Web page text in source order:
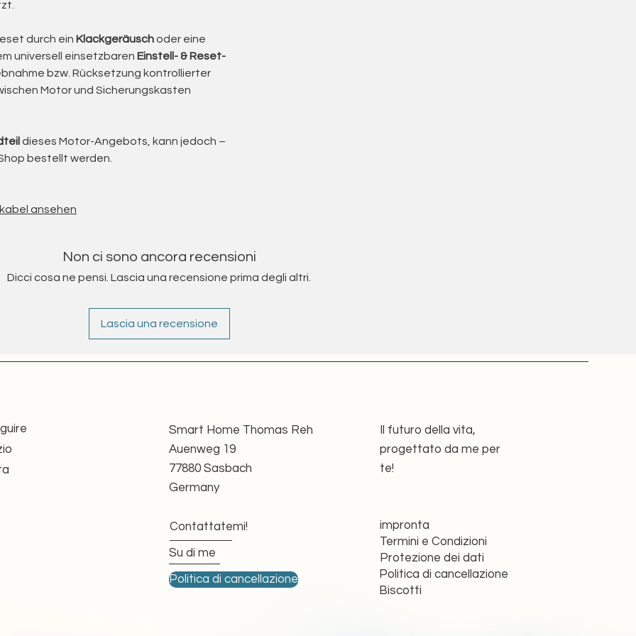
ist hier der wirtschaftlich und ökologisch
der mechanischen Kupplung
Rolltore und viele weitere
Endabschaltung eignen sie sich
bestehender Anlagen, ohne
nach EU-Sicherheitsverordnung (GPSR)
Quellen oder aus meinem eigenen
Funktionsprüfung weitergegeben.
können produktionsbedingt abweichen,
ihre Serienkennzeichnungen geändert
ist stets der exakte Motortyp
durch ein Klackgeräuschoder eine
universell einsetzbaren Einstell- & Reset-
bzw. Rücksetzung kontrollierter
Motor und Sicherungskasten
dieses Motor-Angebots, kann jedoch –
bestellt werden.
ansehen
Non ci sono ancora recensioni
Dicci cosa ne pensi. Lascia una recensione prima degli altri.
Lascia una recensione
Smart Home Thomas Reh
Auenweg 19
77880 Sasbach
Germany
Contattatemi!
Su di me
Politica di cancellazione
Il futuro della vita,
progettato da me per
te!
impronta
Termini e Condizioni
Protezione dei dati
Politica di cancellazione
Biscotti